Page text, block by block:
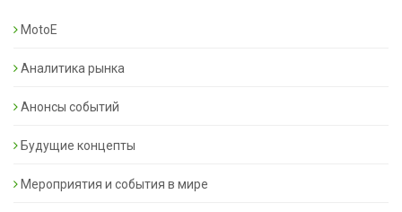
MotoE
Аналитика рынка
Анонсы событий
Будущие концепты
Мероприятия и события в мире